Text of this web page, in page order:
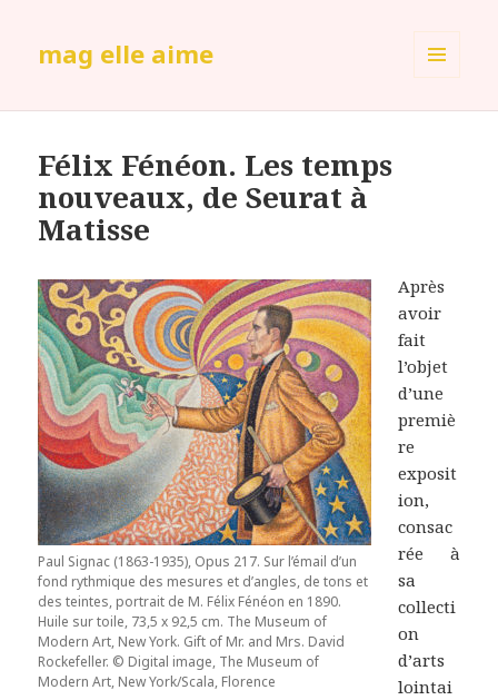
mag elle aime
Félix Fénéon. Les temps
nouveaux, de Seurat à
Matisse
Paul Signac (1863-1935), Opus 217. Sur l’émail d’un
fond rythmique des mesures et d’angles, de tons et
des teintes, portrait de M. Félix Fénéon en 1890.
Huile sur toile, 73,5 x 92,5 cm. The Museum of
Modern Art, New York. Gift of Mr. and Mrs. David
Rockefeller. © Digital image, The Museum of
Modern Art, New York/Scala, Florence
Après
avoir
fait
l’objet
d’une
premiè
re
exposit
ion,
consac
rée à
sa
collecti
on
d’arts
lointai